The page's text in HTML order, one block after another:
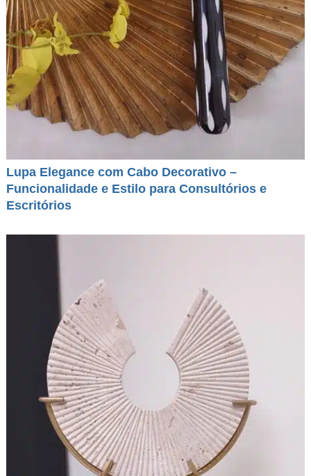
Lupa Elegance com Cabo Decorativo –
Funcionalidade e Estilo para Consultórios e
Escritórios